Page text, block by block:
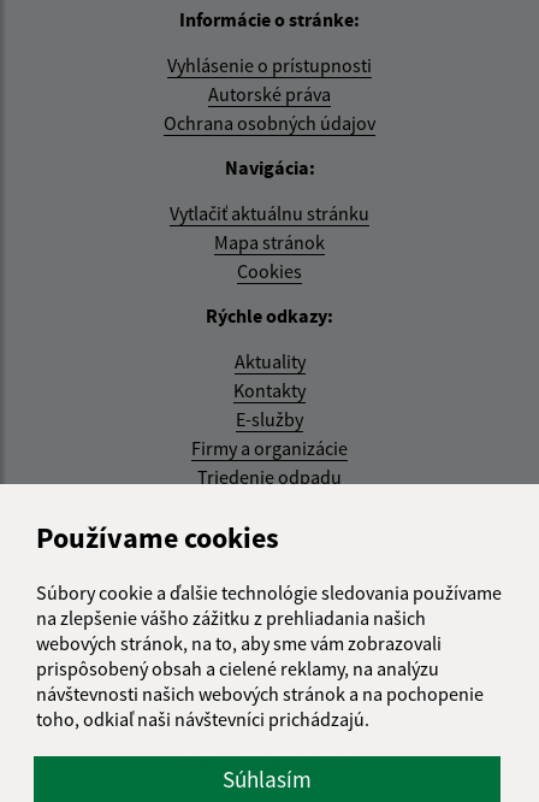
Používame cookies
Súbory cookie a ďalšie technológie sledovania používame
na zlepšenie vášho zážitku z prehliadania našich
webových stránok, na to, aby sme vám zobrazovali
prispôsobený obsah a cielené reklamy, na analýzu
návštevnosti našich webových stránok a na pochopenie
toho, odkiaľ naši návštevníci prichádzajú.
Súhlasím
Informácie o stránke:
Vyhlásenie o prístupnosti
Autorské práva
Ochrana osobných údajov
Navigácia:
Vytlačiť aktuálnu stránku
Mapa stránok
Cookies
Rýchle odkazy:
Aktuality
Kontakty
E-služby
Firmy a organizácie
Triedenie odpadu
Aktualizované:
RSS
Správca obsahu:
Správca obsahu je Obec Kysak.
Vytvorené v súlade sJednotným dizajn manuálom
elektronických služieb.